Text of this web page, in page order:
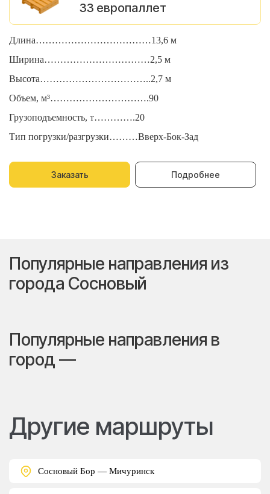
33 европаллет
Длина………………………………13,6 м
Ширина……………………………2,5 м
Высота……………………………..2,7 м
Объем, м³………………………….90
Грузоподъемность, т………….20
Тип погрузки/разгрузки………Вверх-Бок-Зад
Заказать Подробнее
Популярные направления из
города Сосновый
Популярные направления в
город —
Другие маршруты
Сосновый Бор — Мичуринск